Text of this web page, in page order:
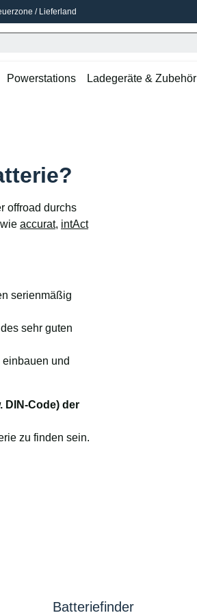
/ Lieferland
Powerstations Ladegeräte & Zubehör
offroad durchs
accurat, intAct
serienmäßig
sehr guten
und
DIN-Code) der
zu finden sein.
Batteriefinder